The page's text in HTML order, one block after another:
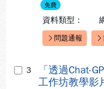
免費
資料類型：
快速連結：
問題通報
3
「透過Chat-
工作坊教學影